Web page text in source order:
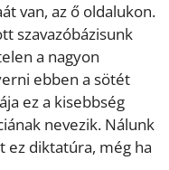
van, az ő oldalukon.
szavazóbázisunk
a nagyon
ebben a sötét
ez a kisebbség
nevezik. Nálunk
ez diktatúra, még ha